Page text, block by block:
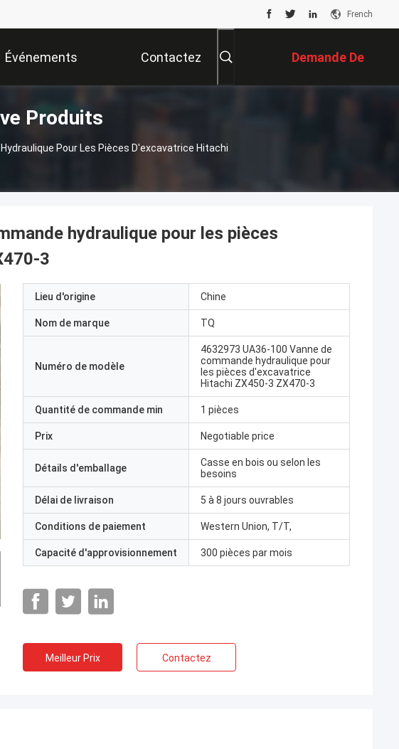
French
Événements Contactez Demande De
Soumission
Produits
Pour Les Pièces D'excavatrice Hitachi
hydraulique pour les pièces
3
Lieu d'origine Chine
Nom de marque TQ
Numéro de modèle
4632973 UA36-100 Vanne de
commande hydraulique pour
les pièces d'excavatrice
Hitachi ZX450-3 ZX470-3
Quantité de commande min 1 pièces
Prix Negotiable price
Détails d'emballage
Casse en bois ou selon les
besoins
Délai de livraison 5 à 8 jours ouvrables
Conditions de paiement Western Union, T/T,
Capacité d'approvisionnement 300 pièces par mois
Meilleur Prix Contactez